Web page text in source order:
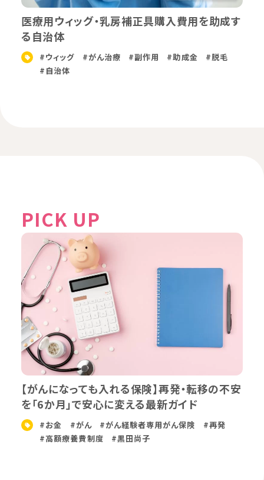
医療用ウィッグ・乳房補正具購入費用を助成す
る自治体
#ウィッグ #がん治療 #副作用 #助成金
#脱毛
#自治体
PICK UP
【がんになっても入れる保険】再発・転移の不安
を「6か月」で安心に変える最新ガイド
#お金 #がん #がん経験者専用がん保険
#再発
#高額療養費制度
#黒田尚子